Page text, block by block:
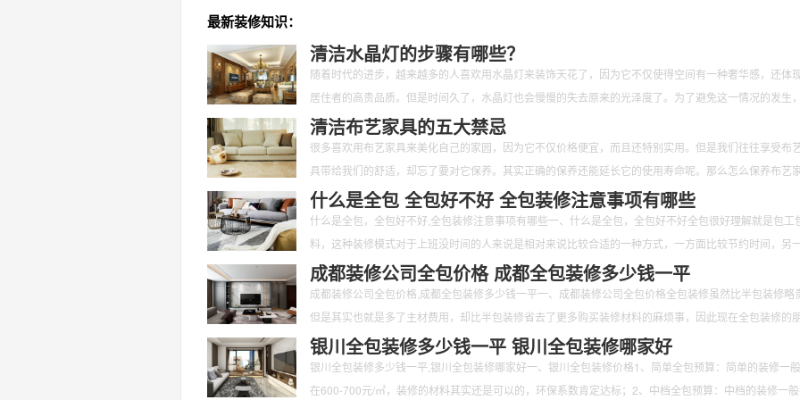
最新装修知识：
清洁水晶灯的步骤有哪些？
随着时代的进步，越来越多的人喜欢用水晶灯来装饰天花了，因为它不仅使得空间有一种奢华感，还体
居住者的高贵品质。但是时间久了，水晶灯也会慢慢的失去原来的光泽度了。为了避免这一情况的发生，
们应该对其定期的清洁。那么如何清洁水晶灯呢？又有哪些步骤呢？下面跟随小编一起来看一看吧。
清洁布艺家具的五大禁忌
很多喜欢用布艺家具来美化自己的家园，因为它不仅价格便宜，而且还特别实用。但是我们往往享受布
具带给我们的舒适，却忘了要对它保养。其实正确的保养还能延长它的使用寿命呢。那么怎么保养布艺家
呢？又有哪些是要禁忌的呢？下面跟随小编一起来看一看吧。
什么是全包 全包好不好 全包装修注意事项有哪些
什么是全包，全包好不好,全包装修注意事项有哪些一、什么是全包，全包好不好全包很好理解就是包工
料，这种装修模式对于上班没时间的人来说是相对来说比较合适的一种方式，一方面比较节约时间，另一
面不用我们花
成都装修公司全包价格 成都全包装修多少钱一平
成都装修公司全包价格,成都全包装修多少钱一平一、成都装修公司全包价格全包装修虽然比半包装修略
但是其实也就是多了主材费用，却比半包装修省去了更多购买装修材料的麻烦事，因此现在全包装修的朋
也是愈来愈
银川全包装修多少钱一平 银川全包装修哪家好
银川全包装修多少钱一平,银川全包装修哪家好一、银川全包装修价格1、简单全包预算：简单的装修一
在600-700元/㎡，装修的材料其实还是可以的，环保系数肯定达标；2、中档全包预算：中档的装修一